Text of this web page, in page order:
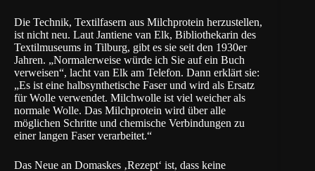
Die Technik, Textilfasern aus Milchprotein herzustellen,
ist nicht neu. Laut Jantiene van Elk, Bibliothekarin des
Textilmuseums in Tilburg, gibt es sie seit den 1930er
Jahren. „Normalerweise würde ich Sie auf ein Buch
verweisen“, lacht van Elk am Telefon. Dann erklärt sie:
„Es ist eine halbsynthetische Faser und wird als Ersatz
für Wolle verwendet. Milchwolle ist viel weicher als
normale Wolle. Das Milchprotein wird über alle
möglichen Schritte und chemische Verbindungen zu
einer langen Faser verarbeitet.“
Das Neue an Domaskes ‚Rezept‘ ist, dass keine